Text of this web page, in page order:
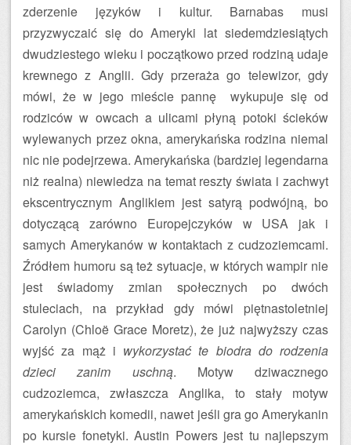
zderzenie języków i kultur. Barnabas musi
przyzwyczaić się do Ameryki lat siedemdziesiątych
dwudziestego wieku i początkowo przed rodziną udaje
krewnego z Anglii. Gdy przeraża go telewizor, gdy
mówi, że w jego mieście pannę wykupuje się od
rodziców w owcach a ulicami płyną potoki ścieków
wylewanych przez okna, amerykańska rodzina niemal
nic nie podejrzewa. Amerykańska (bardziej legendarna
niż realna) niewiedza na temat reszty świata i zachwyt
ekscentrycznym Anglikiem jest satyrą podwójną, bo
dotyczącą zarówno Europejczyków w USA jak i
samych Amerykanów w kontaktach z cudzoziemcami.
Źródłem humoru są też sytuacje, w których wampir nie
jest świadomy zmian społecznych po dwóch
stuleciach, na przykład gdy mówi piętnastoletniej
Carolyn (Chloë Grace Moretz), że już najwyższy czas
wyjść za mąż i wykorzystać te biodra do rodzenia
dzieci zanim uschną. Motyw dziwacznego
cudzoziemca, zwłaszcza Anglika, to stały motyw
amerykańskich komedii, nawet jeśli gra go Amerykanin
po kursie fonetyki. Austin Powers jest tu najlepszym